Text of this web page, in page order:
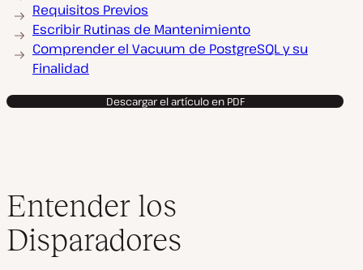
Requisitos Previos
Escribir Rutinas de Mantenimiento
Comprender el Vacuum de PostgreSQL y su
Finalidad
Descargar el artículo en PDF
Entender los
Disparadores